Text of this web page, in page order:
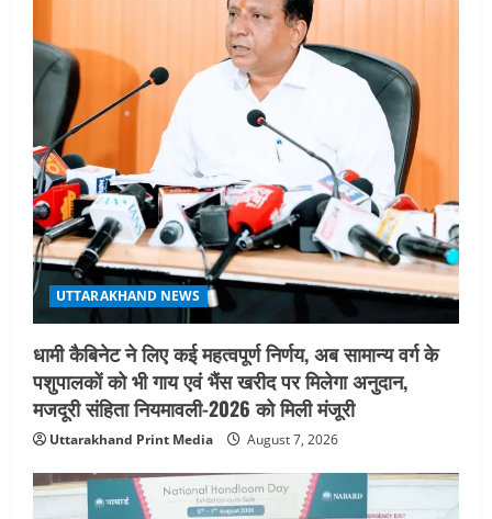
a
t
i
o
n
UTTARAKHAND NEWS
धामी कैबिनेट ने लिए कई महत्वपूर्ण निर्णय, अब सामान्य वर्ग के
पशुपालकों को भी गाय एवं भैंस खरीद पर मिलेगा अनुदान,
मजदूरी संहिता नियमावली-2026 को मिली मंजूरी
Uttarakhand Print Media August 7, 2026